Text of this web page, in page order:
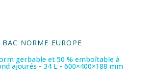
BAC NORME EUROPE
gerbable et 50 % emboîtable à
ajourés - 34 L - 600×400×188 mm